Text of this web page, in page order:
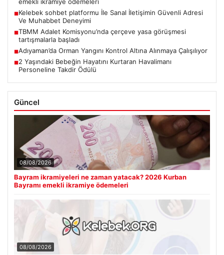
■Kelebek sohbet platformu İle Sanal İletişimin Güvenli Adresi
Ve Muhabbet Deneyimi
■TBMM Adalet Komisyonu’nda çerçeve yasa görüşmesi
tartışmalarla başladı
■Adıyaman’da Orman Yangını Kontrol Altına Alınmaya Çalışılıyor
■2 Yaşındaki Bebeğin Hayatını Kurtaran Havalimanı
Personeline Takdir Ödülü
Güncel
08/08/2026
Bayram ikramiyeleri ne zaman yatacak? 2026 Kurban
Bayramı emekli ikramiye ödemeleri
08/08/2026